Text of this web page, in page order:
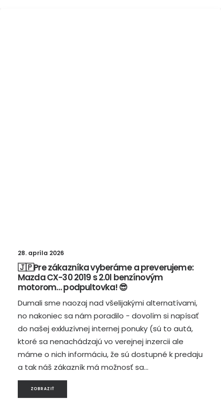
28. apríla 2026
🇯🇵Pre zákazníka vyberáme a preverujeme:
Mazda CX-30 2019 s 2.0l benzínovým
motorom… podpultovka! 😎
Dumali sme naozaj nad všelijakými alternatívami,
no nakoniec sa nám poradilo - dovolím si napísať
do našej exkluzívnej internej ponuky (sú to autá,
ktoré sa nenachádzajú vo verejnej inzercii ale
máme o nich informáciu, že sú dostupné k predaju
a tak náš zákazník má možnosť sa…
ZOBRAZIŤ